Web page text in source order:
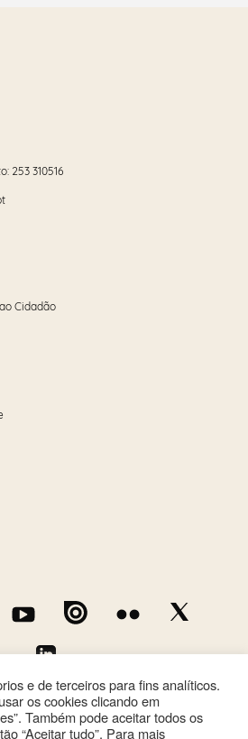
253 310516
Cidadão
e de terceiros para fins analíticos.
os cookies clicando em
Também pode aceitar todos os
“Aceitar tudo”. Para mais